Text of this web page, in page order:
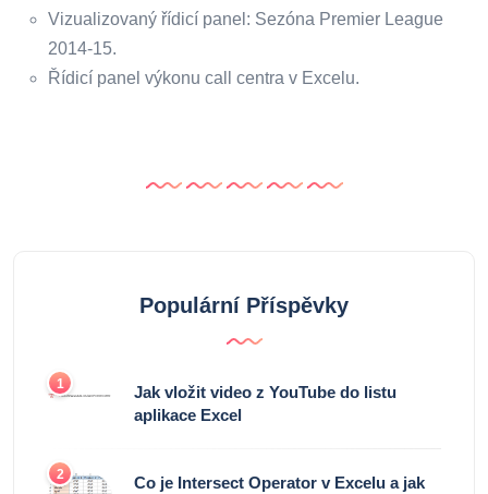
Vizualizovaný řídicí panel: Sezóna Premier League
2014-15.
Řídicí panel výkonu call centra v Excelu.
Populární Příspěvky
1
Jak vložit video z YouTube do listu
aplikace Excel
2
Co je Intersect Operator v Excelu a jak